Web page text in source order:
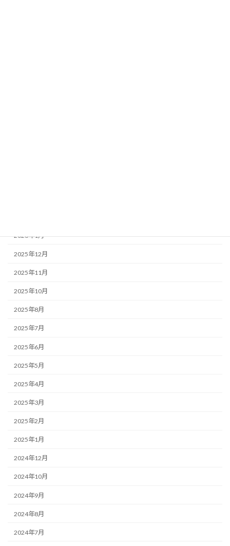
2026年1月
2025年12月
2025年11月
2025年10月
2025年8月
2025年7月
2025年6月
2025年5月
2025年4月
2025年3月
2025年2月
2025年1月
2024年12月
2024年10月
2024年9月
2024年8月
2024年7月